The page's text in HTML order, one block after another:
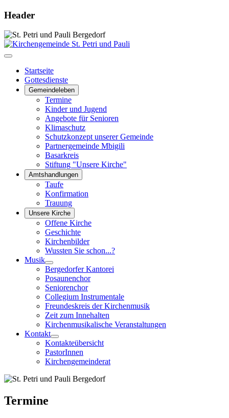
Header
Startseite
Gottesdienste
Gemeindeleben
Termine
Kinder und Jugend
Angebote für Senioren
Klimaschutz
Schutzkonzept unserer Gemeinde
Partnergemeinde Mbigili
Basarkreis
Stiftung "Unsere Kirche"
Amtshandlungen
Taufe
Konfirmation
Trauung
Unsere Kirche
Offene Kirche
Geschichte
Kirchenbilder
Wussten Sie schon...?
Musik
Bergedorfer Kantorei
Posaunenchor
Seniorenchor
Collegium Instrumentale
Freundeskreis der Kirchenmusik
Zeit zum Innehalten
Kirchenmusikalische Veranstaltungen
Kontakt
Kontakteübersicht
PastorInnen
Kirchengemeinderat
Termine